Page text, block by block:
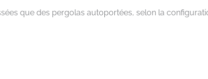
que des pergolas autoportées, selon la